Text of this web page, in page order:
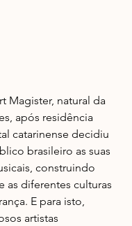
Magister, natural da
após residência
catarinense decidiu
brasileiro as suas
construindo
as diferentes culturas
E para isto,
artistas